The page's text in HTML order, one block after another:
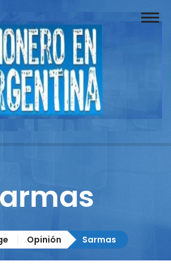
Opinión Sarmas